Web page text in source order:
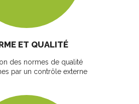
ET QUALITÉ
des normes de qualité
par un contrôle externe